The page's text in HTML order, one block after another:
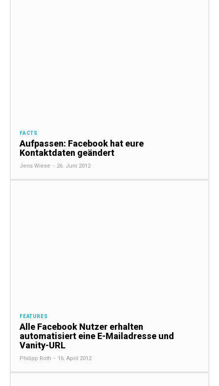
FACTS
Aufpassen: Facebook hat eure
Kontaktdaten geändert
Jens Wiese - 26. Juni 2012
FEATURES
Alle Facebook Nutzer erhalten
automatisiert eine E-Mailadresse und
Vanity-URL
Philipp Roth - 16. April 2012